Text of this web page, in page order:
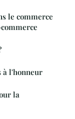
le commerce
à l'honneur
la